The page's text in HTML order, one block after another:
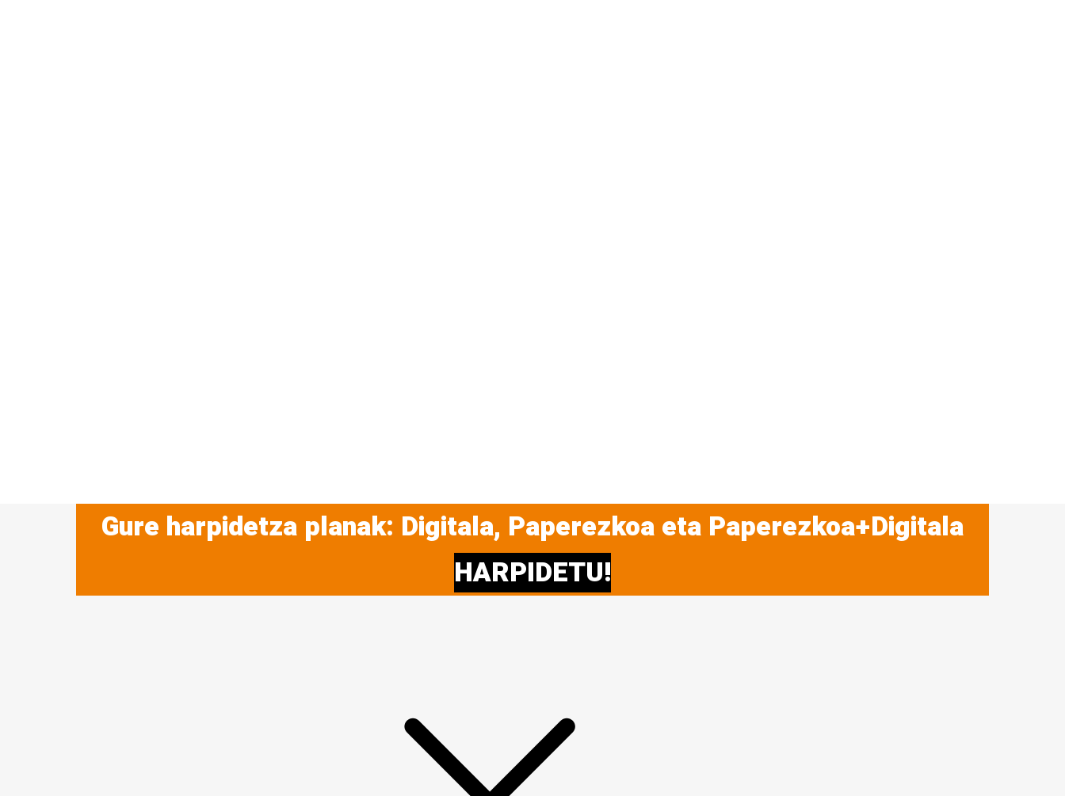
Gure harpidetza planak: Digitala, Paperezkoa eta Paperezkoa+Digitala
HARPIDETU!